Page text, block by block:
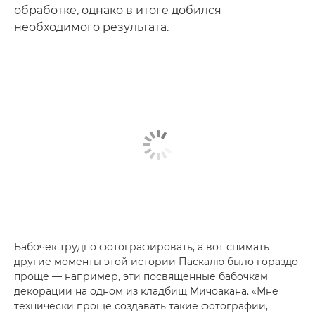
обработке, однако в итоге добился
необходимого результата.
Бабочек трудно фотографировать, а вот снимать
другие моменты этой истории Паскалю было гораздо
проще — например, эти посвященные бабочкам
декорации на одном из кладбищ Мичоакана. «Мне
технически проще создавать такие фотографии,